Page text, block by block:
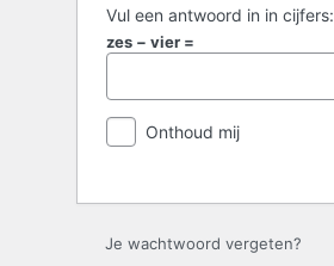
Vul een antwoord in in cijfers:
zes − vier =
Onthoud mij
Je wachtwoord vergeten?